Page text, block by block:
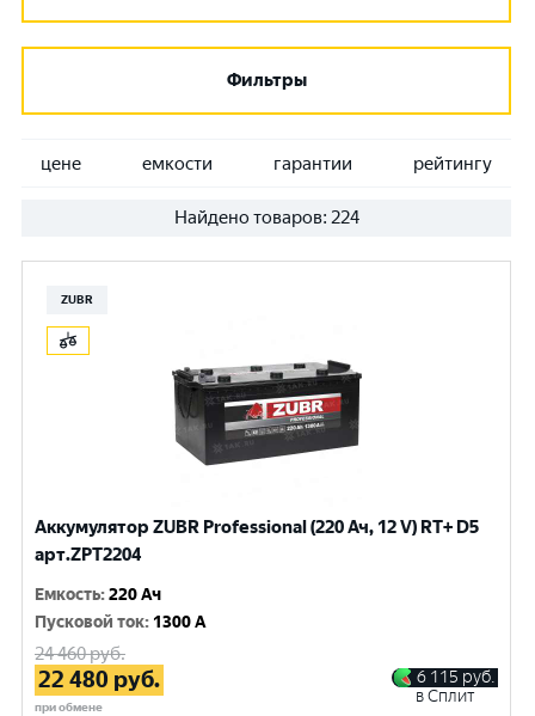
Фильтры
цене емкости гарантии рейтингу
Найдено товаров: 224
ZUBR
Аккумулятор ZUBR Professional (220 Ач, 12 V) RT+ D5
арт.ZPT2204
Емкость:220 Ач
Пусковой ток: 1300 A
24 460руб.
22 480 руб.
при обмене
6 115 руб.
в Сплит